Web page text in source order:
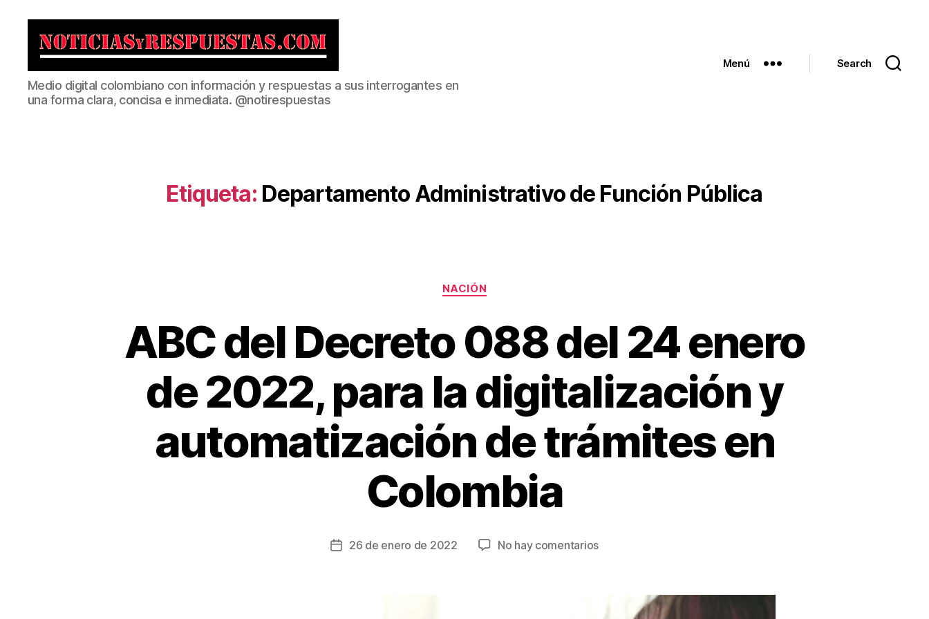
Noticias
y
Respuestas
Medio digital colombiano con información y respuestas a sus interrogantes en
una forma clara, concisa e inmediata. @notirespuestas
Menú Search
Etiqueta: Departamento Administrativo de Función Pública
Categorías
NACIÓN
ABC del Decreto 088 del 24 enero
de 2022, para la digitalización y
automatización de trámites en
Colombia
Fecha26 de enero de 2022 No hay comentariosen